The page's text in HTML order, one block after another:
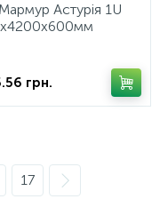
Астурія 1U
грн.
17